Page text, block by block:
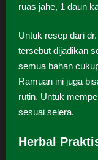
ruas jahe, 1 daun
Untuk resep dari
tersebut dijadikan
semua bahan
Ramuan ini juga
rutin. Untuk
sesuai selera.
Herbal